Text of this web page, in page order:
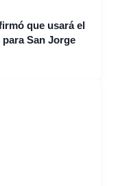
que usará el
San Jorge